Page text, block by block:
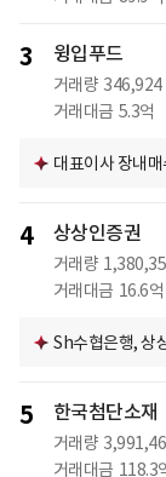
3 윙입푸드
거래량 346,924
거래대금 5.3억
대표이사 장내
4 상상인증권
거래량
거래대금 16.6억
Sh수협은행, 상
5 한국첨단소재
거래량
거래대금 118.3